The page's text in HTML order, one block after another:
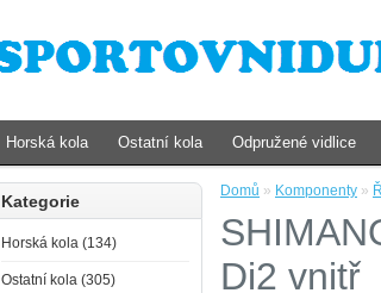
Domů » Komponenty »
Di2 vnitř
Kategorie
Horská kola (134)
Ostatní kola (305)
Horská kola Ostatní kola Odpružené vidlice